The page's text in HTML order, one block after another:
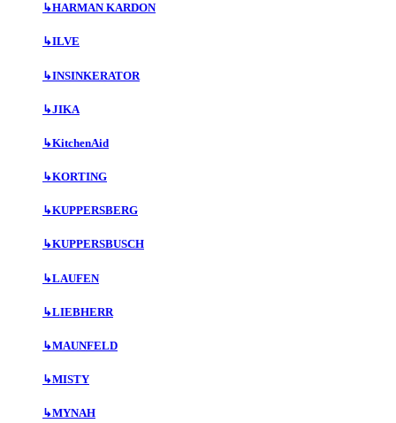
↳HARMAN KARDON
↳ILVE
↳INSINKERATOR
↳JIKA
↳KitchenAid
↳KORTING
↳KUPPERSBERG
↳KUPPERSBUSCH
↳LAUFEN
↳LIEBHERR
↳MAUNFELD
↳MISTY
↳MYNAH